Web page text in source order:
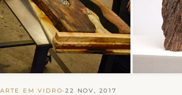
ARTE EM VIDRO·22 NOV, 2017